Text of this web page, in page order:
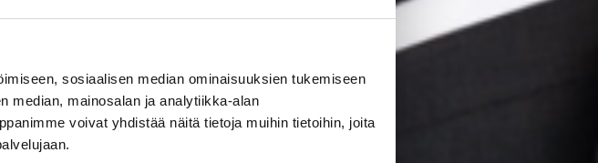
sosiaalisen median ominaisuuksien tukemiseen
median, mainosalan ja analytiikka-alan
voivat yhdistää näitä tietoja muihin tietoihin, joita